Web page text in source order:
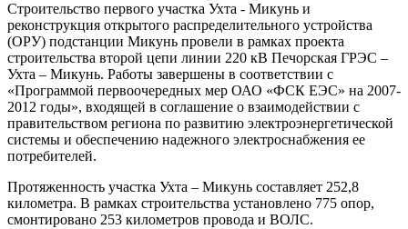
Строительство первого участка Ухта - Микунь и
реконструкция открытого распределительного устройства
(ОРУ) подстанции Микунь провели в рамках проекта
строительства второй цепи линии 220 кВ Печорская ГРЭС –
Ухта – Микунь. Работы завершены в соответствии с
«Программой первоочередных мер ОАО «ФСК ЕЭС» на 2007-
2012 годы», входящей в соглашение о взаимодействии с
правительством региона по развитию электроэнергетической
системы и обеспечению надежного электроснабжения ее
потребителей.
Протяженность участка Ухта – Микунь составляет 252,8
километра. В рамках строительства установлено 775 опор,
смонтировано 253 километров провода и ВОЛС.